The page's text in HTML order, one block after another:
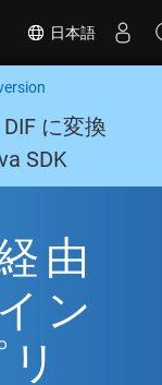
日本語
に変換
SDK
由
ン